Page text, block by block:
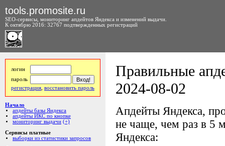
tools.promosite.ru
SEO-сервисы, мониторинг апдейтов Яндекса и изменений выдачи.
К октябрю 2016: 32767 подтвержденных регистраций
логин
пароль
регистрация восстановить пароль
Начало
апдейты базы Яндекса
апдейты ИКС по кнопке
мониторинг выдачи (+)
Сервисы платные
выборки из статистики запросов
Правильные
2024-08-02
Апдейты Яндекса,
не чаще, чем раз в 5
Яндекса: